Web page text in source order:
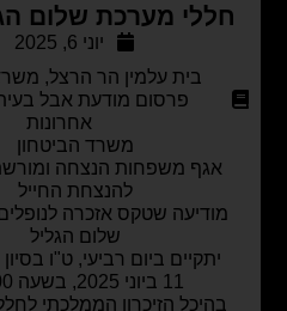
מערכת שלום הגליל
בית עלמין הר הרצל,משרד
פרסום מודעת אבל בעיתון
אחרונות
משרד הביטחון
אגף משפחות הנצחה ומורשת
להנצחת החייל
שטקס אזכרה לנופלים
שלום הגליל
יתקיים ביום רביעי, ט"ו בסיון
הזיכרון הממלכתי לחללי